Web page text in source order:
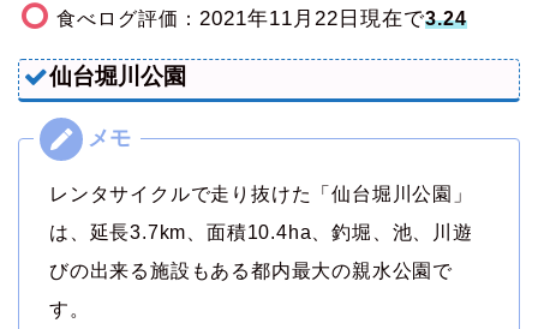
食べログ評価： 2021年11月22日現在で3.24
仙台堀川公園
レンタサイクルで走り抜けた「仙台堀川公園」
は、延長3.7km、面積10.4ha、釣堀、池、川遊
びの出来る施設もある都内最大の親水公園で
す。